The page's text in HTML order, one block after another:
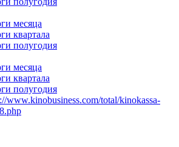
месяца
квартала
полугодия
месяца
квартала
полугодия
www.kinobusiness.com/total/kinokassa-